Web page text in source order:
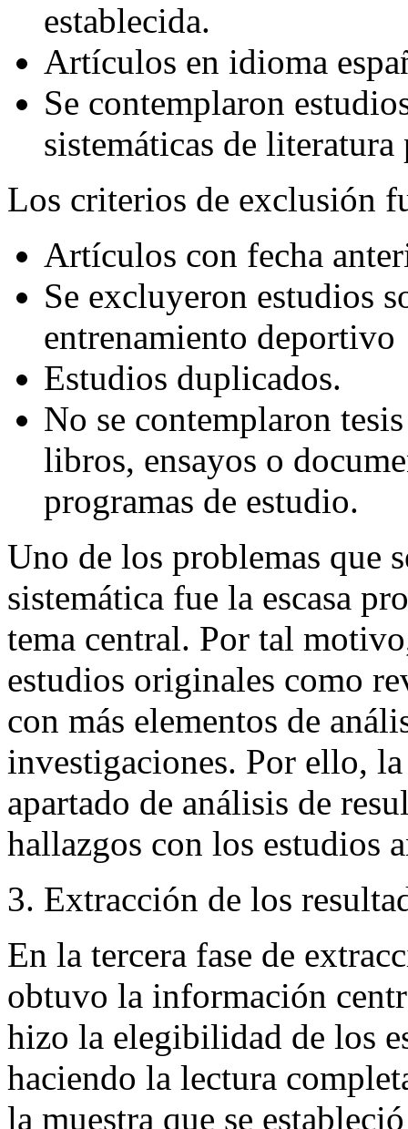
establecida.
Artículos en idioma
Se contemplaron
sistemáticas de
Los criterios de exclusión
Artículos con fecha
Se excluyeron estudios
entrenamiento deportivo
Estudios duplicados.
No se contemplaron
libros, ensayos o
programas de estudio.
Uno de los problemas que
sistemática fue la escasa
tema central. Por tal
estudios originales como
con más elementos de
investigaciones. Por ello,
apartado de análisis de
hallazgos con los estudios
Extracción de los
En la tercera fase de
obtuvo la información
hizo la elegibilidad de los
haciendo la lectura
la muestra que se